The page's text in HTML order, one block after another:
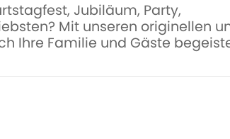
Jubiläum, Party,
Mit unseren originellen
Ihre Familie und Gäste